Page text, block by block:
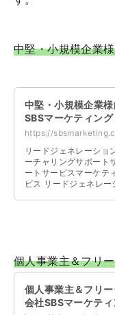
中堅・小規模企業
中堅・小規模企業
SBSマーケティング
https://
リードジェネレーショ
ーチャリングサポート
ートサービスマーケテ
ビス リードジェネレ
個人事業主＆フリ
個人事業主＆フリ
会社SBSマーケテ